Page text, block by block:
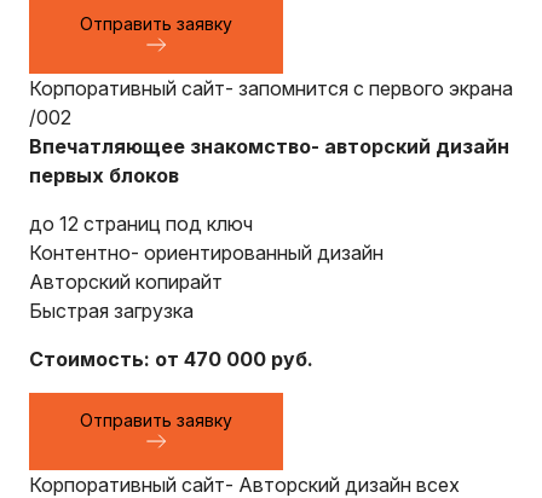
Отправить заявку
Корпоративный сайт- запомнится с первого экрана
/002
Впечатляющее знакомство- авторский дизайн
первых блоков
до 12 страниц под ключ
Контентно- ориентированный дизайн
Авторский копирайт
Быстрая загрузка
Стоимость: от 470 000 руб.
Отправить заявку
Корпоративный сайт- Авторский дизайн всех